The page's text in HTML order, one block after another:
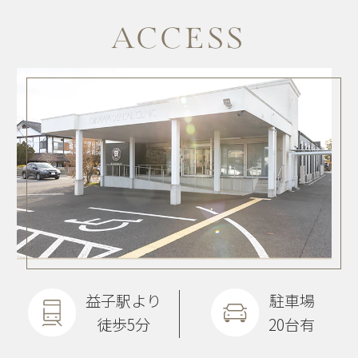
ACCESS
益子駅より
徒歩5分
駐車場
20台有